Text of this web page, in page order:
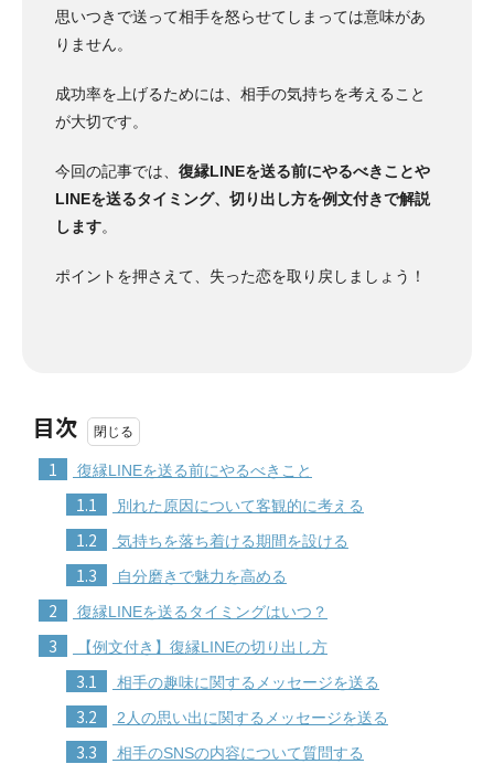
思いつきで送って相手を怒らせてしまっては意味があ
りません。
成功率を上げるためには、相手の気持ちを考えること
が大切です。
今回の記事では、 復縁LINEを送る前にやるべきことや
LINEを送るタイミング、切り出し方を例文付きで解説
します。
ポイントを押さえて、失った恋を取り戻しましょう！
目次
1 復縁LINEを送る前にやるべきこと
1.1 別れた原因について客観的に考える
1.2 気持ちを落ち着ける期間を設ける
1.3 自分磨きで魅力を高める
2 復縁LINEを送るタイミングはいつ？
3 【例文付き】復縁LINEの切り出し方
3.1 相手の趣味に関するメッセージを送る
3.2 2人の思い出に関するメッセージを送る
3.3 相手のSNSの内容について質問する